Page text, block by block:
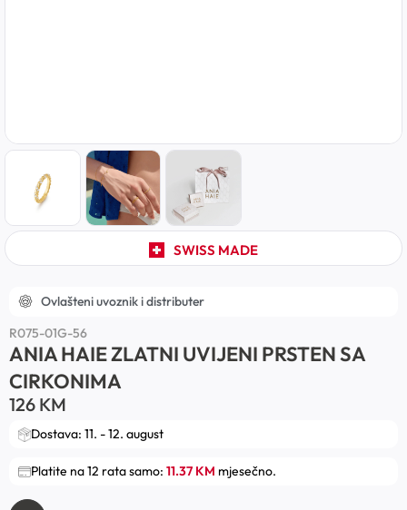
SWISS MADE
Ovlašteni uvoznik i distributer
R075-01G-56
ANIA HAIE ZLATNI UVIJENI PRSTEN SA
CIRKONIMA
126 KM
Dostava: 11. - 12. august
Platite na 12 rata samo: 11.37 KM mjesečno.